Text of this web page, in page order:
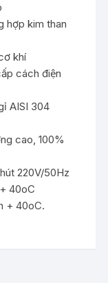
hợp kim than
khí
cách điện
AISI 304
cao, 100%
220V/50Hz
40oC
+ 40oC.